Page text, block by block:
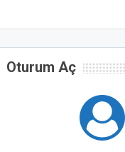
Oturum Aç